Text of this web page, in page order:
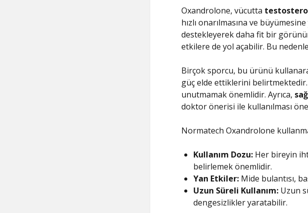
YOUTUBE 1
Oxandrolone, vücutta
hızlı onarılmasına ve
destekleyerek daha fit bir
etkilere de yol açabilir. Bu
Birçok sporcu, bu ürünü
güç elde ettiklerini
unutmamak önemlidir. Ayrıca,
doktor önerisi ile kullanılması
Normatech Oxandrolone
Kullanım Dozu:Her bireyin
belirlemek önemlidir.
Yan Etkiler:Mide bulantısı,
Uzun Süreli Kullanım:Uzun
dengesizlikler yaratabilir.